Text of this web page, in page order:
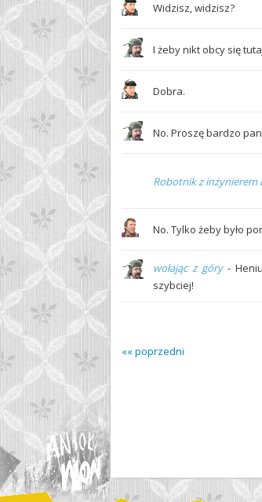
Widzisz, widzisz?
I żeby nikt obcy się
Dobra.
No. Proszę bardzo
Robotnik z inżynierem
No. Tylko żeby było
wołając z góry-
szybciej!
«« poprzedni